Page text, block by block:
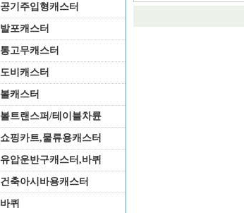
공기주입형캐스터
발포캐스터
통고무캐스터
도비캐스터
볼캐스터
볼트랜스퍼/테이블차륜
쇼핑카트,물류용캐스터
유압운반구캐스터,바퀴
건축아시바용캐스터
바퀴
* 필수사항 : 희망 ID,